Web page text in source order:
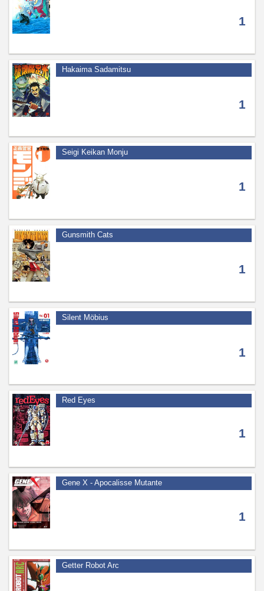
1
Hakaima Sadamitsu
1
Seigi Keikan Monju
1
Gunsmith Cats
1
Silent Möbius
1
Red Eyes
1
Gene X - Apocalisse Mutante
1
Getter Robot Arc